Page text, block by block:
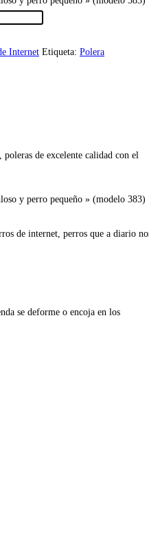
Internet Etiqueta: Polera
de excelente calidad con el
y perro pequeño » (modelo 383)
de internet, perros que a diario
se deforme o encoja en los